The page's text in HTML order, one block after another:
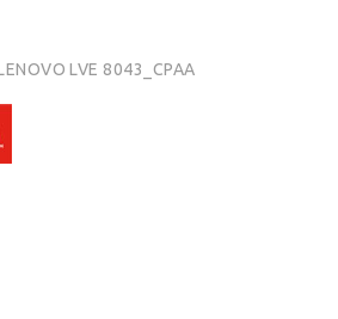
LVE 8043_CPAA